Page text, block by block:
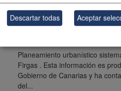
SIPU HTML PDF
Planeamiento urbanístico
Firgas . Esta información es
Gobierno de Canarias y ha
del...
Descartar todas Aceptar